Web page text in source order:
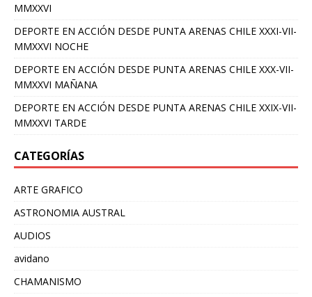
MMXXVI
DEPORTE EN ACCIÓN DESDE PUNTA ARENAS CHILE XXXI-VII-
MMXXVI NOCHE
DEPORTE EN ACCIÓN DESDE PUNTA ARENAS CHILE XXX-VII-
MMXXVI MAÑANA
DEPORTE EN ACCIÓN DESDE PUNTA ARENAS CHILE XXIX-VII-
MMXXVI TARDE
CATEGORÍAS
ARTE GRAFICO
ASTRONOMIA AUSTRAL
AUDIOS
avidano
CHAMANISMO